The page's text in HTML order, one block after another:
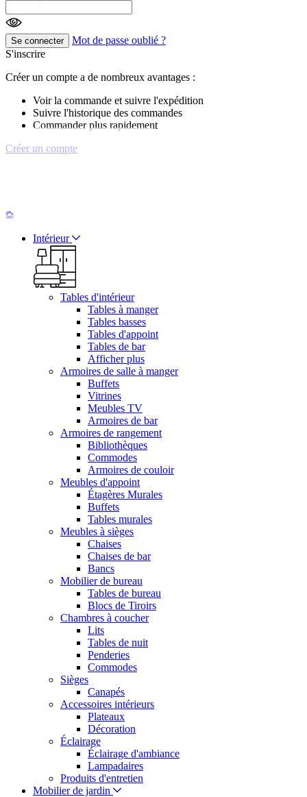
Se connecter
Mot de passe oublié ?
S'inscrire
Créer un compte a de nombreux avantages :
Voir la commande et suivre l'expédition
Suivre l'historique des commandes
Commander plus rapidement
Créer un compte
Intérieur
Tables d'intérieur
Tables à manger
Tables basses
Tables d'appoint
Tables de bar
Afficher plus
Armoires de salle à manger
Buffets
Vitrines
Meubles TV
Armoires de bar
Armoires de rangement
Bibliothèques
Commodes
Armoires de couloir
Meubles d'appoint
Étagères Murales
Buffets
Tables murales
Meubles à sièges
Chaises
Chaises de bar
Bancs
Mobilier de bureau
Tables de bureau
Blocs de Tiroirs
Chambres à coucher
Lits
Tables de nuit
Penderies
Commodes
Sièges
Canapés
Accessoires intérieurs
Plateaux
Décoration
Éclairage
Éclairage d'ambiance
Lampadaires
Produits d'entretien
Mobilier de jardin